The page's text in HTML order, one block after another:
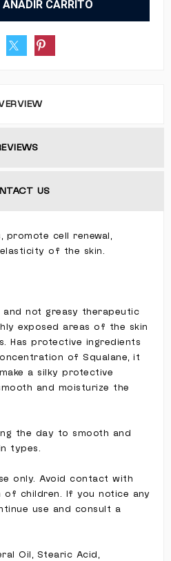
AÑADIR CARRITO
US
promote cell renewal,
of the skin.
and not greasy therapeutic
exposed areas of the skin
Has protective ingredients
of Squalane, it
a silky protective
and moisturize the
the day to smooth and
types.
only. Avoid contact with
of children. If you notice any
use and consult a
Oil, Stearic Acid,